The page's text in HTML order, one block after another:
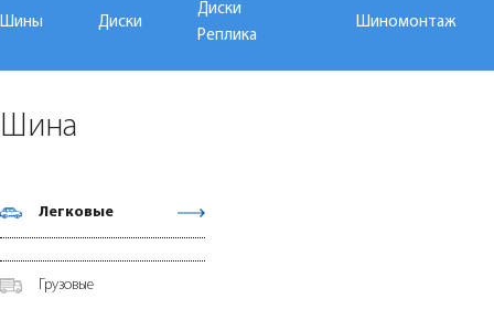
Шины Диски
Диски
Реплика
Шиномонтаж
Шина
Легковые
Грузовые